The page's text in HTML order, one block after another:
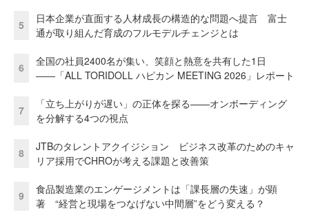
5
日本企業が直面する人材成長の構造的な問題へ提言 富士
通が取り組んだ育成のフルモデルチェンジとは
6
全国の社員2400名が集い、笑顔と熱意を共有した1日
――「ALL TORIDOLL ハピカン MEETING 2026」レポート
7
「立ち上がりが遅い」の正体を探る——オンボーディング
を分解する4つの視点
8
JTBのタレントアクイジション ビジネス改革のためのキャ
リア採用でCHROが考える課題と改善策
9
食品製造業のエンゲージメントは「課長層の失速」が顕
著 “経営と現場をつなげない中間層”をどう変える？